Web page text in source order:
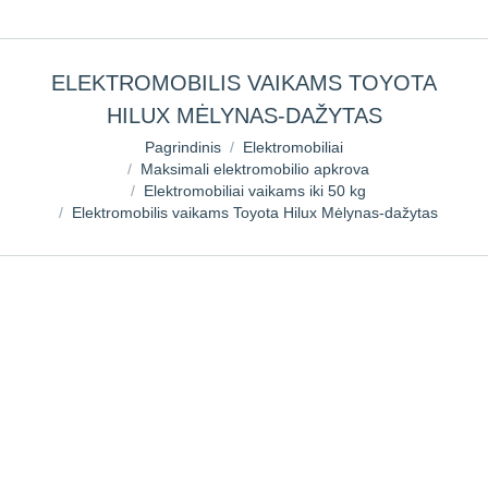
ELEKTROMOBILIS VAIKAMS TOYOTA
HILUX MĖLYNAS-DAŽYTAS
Pagrindinis
Elektromobiliai
Maksimali elektromobilio apkrova
Elektromobiliai vaikams iki 50 kg
Elektromobilis vaikams Toyota Hilux Mėlynas-dažytas